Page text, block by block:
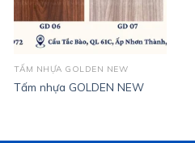
TẤM NHỰA GOLDEN NEW
Tấm nhựa GOLDEN NEW